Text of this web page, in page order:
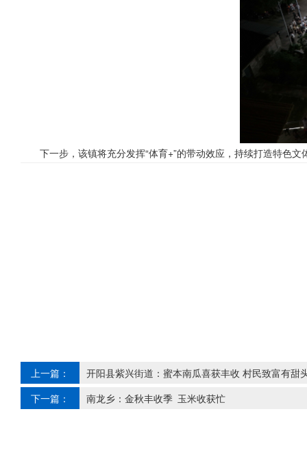
下一步，该镇将充分发挥“体育+”的带动效应，持续打造特色
上一篇：
开阳县紫兴街道：蜜本南瓜喜获丰收 村民致富有甜
下一篇：
南龙乡：金秋丰收季 玉米收获忙